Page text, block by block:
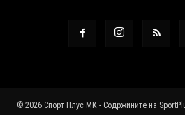
© 2026 Спорт Плус МК - Содржините на